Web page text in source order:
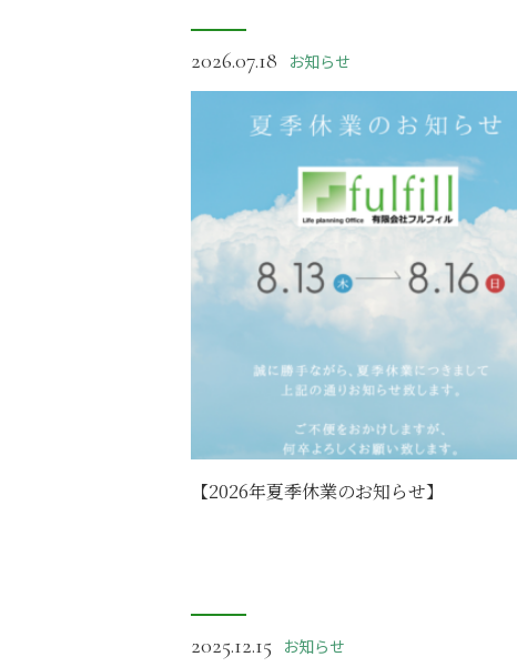
2026.07.18 お知らせ
【2026年夏季休業のお知らせ】
2025.12.15 お知らせ